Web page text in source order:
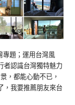
專題；運用台灣風
者認識台灣獨特魅力
，都能心動不已，
，我要推薦朋友來台